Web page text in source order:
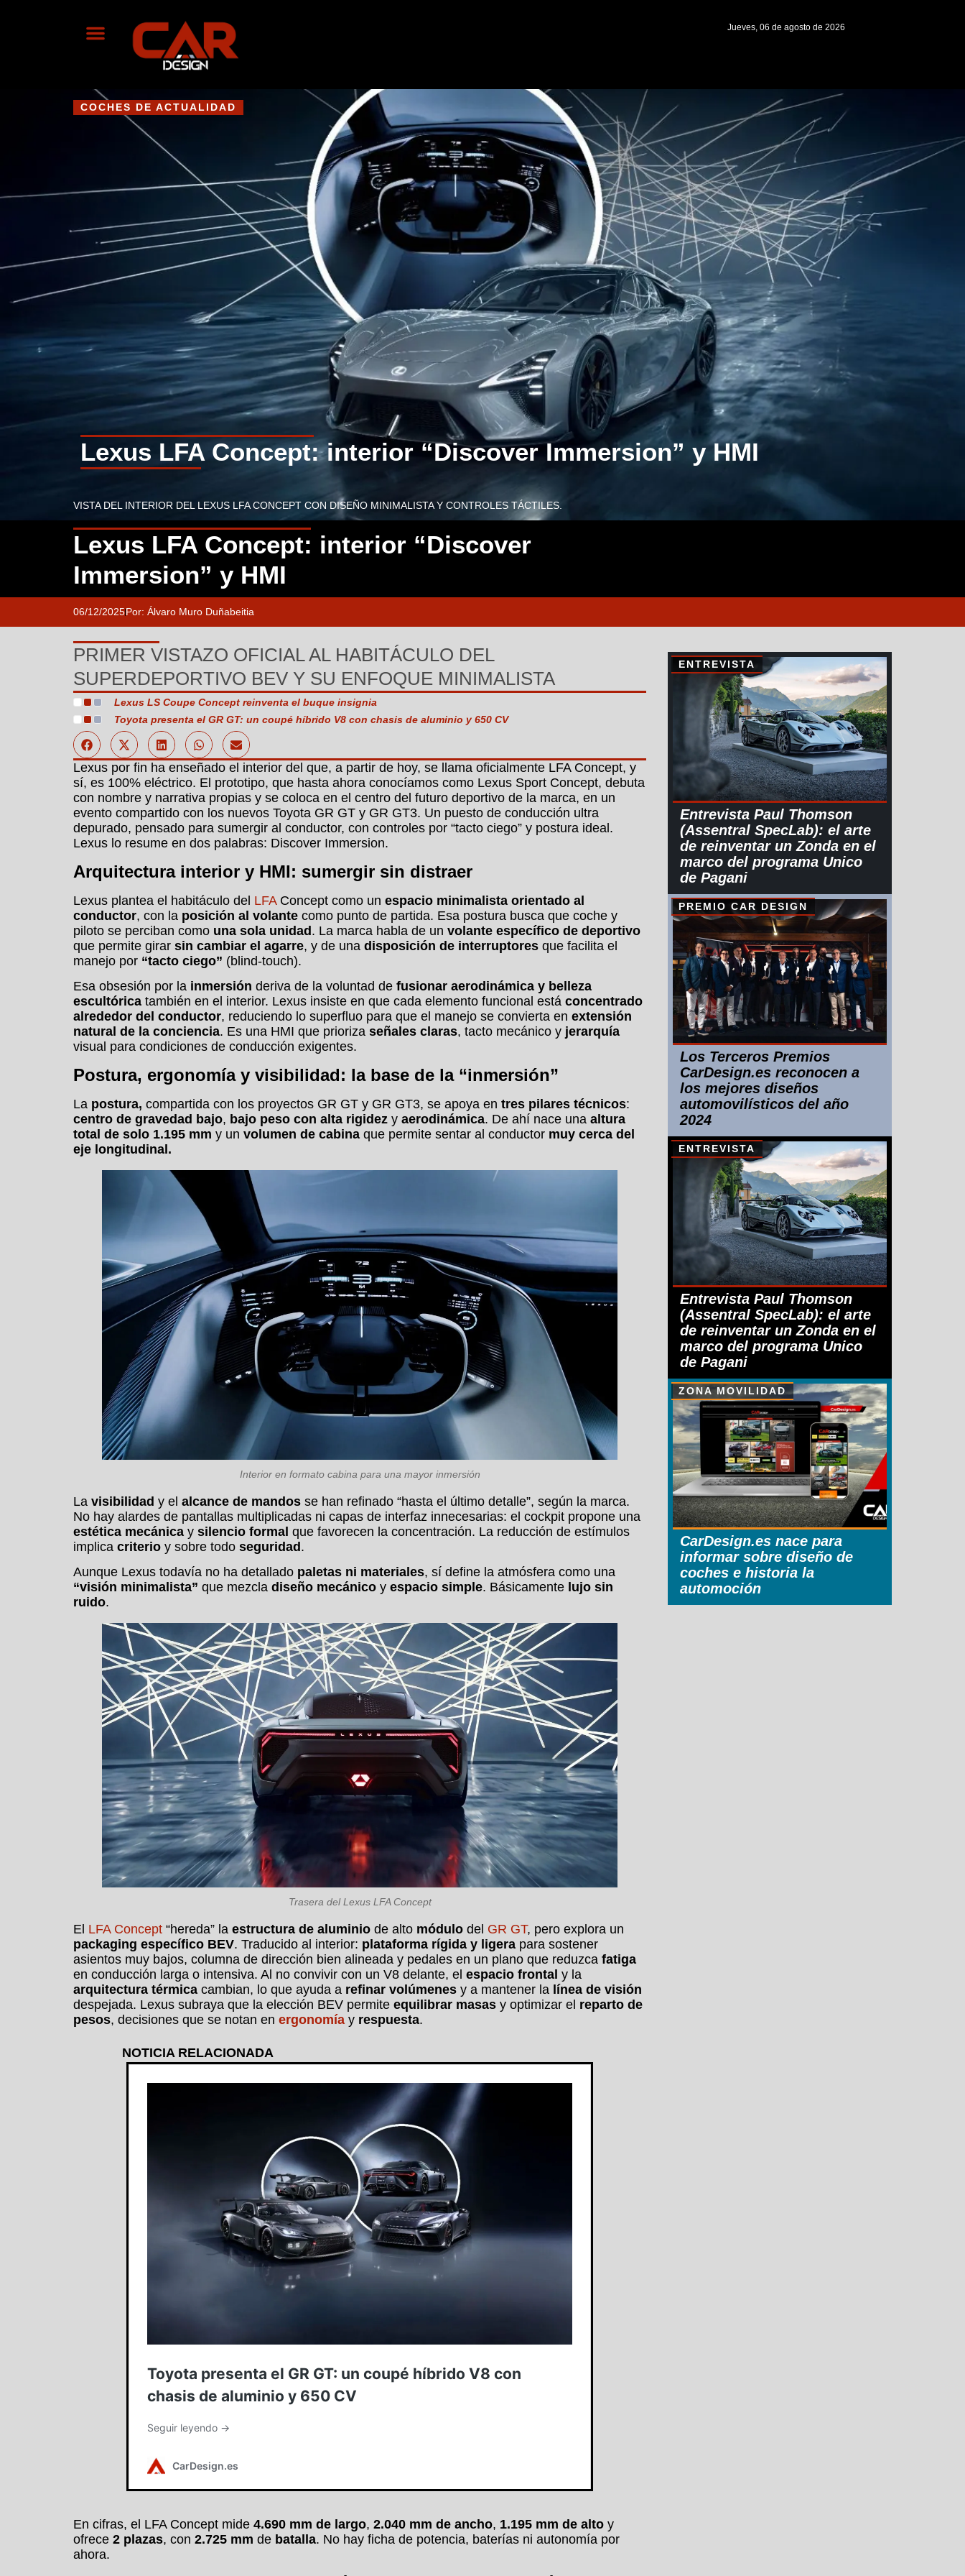
Jueves, 06 de agosto de 2026
COCHES DE ACTUALIDAD
Lexus LFA Concept: interior “Discover Immersion” y HMI
VISTA DEL INTERIOR DEL LEXUS LFA CONCEPT CON DISEÑO MINIMALISTA Y CONTROLES TÁCTILES.
Lexus LFA Concept: interior “Discover
Immersion” y HMI
06/12/2025Por: Álvaro Muro Duñabeitia
PRIMER VISTAZO OFICIAL AL HABITÁCULO DEL
SUPERDEPORTIVO BEV Y SU ENFOQUE MINIMALISTA
Lexus LS Coupe Concept reinventa el buque insignia
Toyota presenta el GR GT: un coupé híbrido V8 con chasis de aluminio y 650 CV
Lexus por fin ha enseñado el interior del que, a partir de hoy, se llama oficialmente LFA Concept, y
sí, es 100% eléctrico. El prototipo, que hasta ahora conocíamos como Lexus Sport Concept, debuta
con nombre y narrativa propias y se coloca en el centro del futuro deportivo de la marca, en un
evento compartido con los nuevos Toyota GR GT y GR GT3. Un puesto de conducción ultra
depurado, pensado para sumergir al conductor, con controles por “tacto ciego” y postura ideal.
Lexus lo resume en dos palabras: Discover Immersion.
Arquitectura interior y HMI: sumergir sin distraer
Lexus plantea el habitáculo del LFAConcept como un espacio minimalista orientado al
conductor, con la posición al volante como punto de partida. Esa postura busca que coche y
piloto se perciban como una sola unidad. La marca habla de un volante específico de deportivo
que permite girar sin cambiar el agarre, y de una disposición de interruptores que facilita el
manejo por “tacto ciego” (blind-touch).
Esa obsesión por la inmersión deriva de la voluntad de fusionar aerodinámica y belleza
escultórica también en el interior. Lexus insiste en que cada elemento funcional está concentrado
alrededor del conductor, reduciendo lo superfluo para que el manejo se convierta en extensión
natural de la conciencia. Es una HMI que prioriza señales claras, tacto mecánico y jerarquía
visual para condiciones de conducción exigentes.
Postura, ergonomía y visibilidad: la base de la “inmersión”
La postura, compartida con los proyectos GR GT y GR GT3, se apoya en tres pilares técnicos:
centro de gravedad bajo, bajo peso con alta rigidez y aerodinámica. De ahí nace una altura
total de solo 1.195 mm y un volumen de cabina que permite sentar al conductor muy cerca del
eje longitudinal.
Interior en formato cabina para una mayor inmersión
La visibilidad y el alcance de mandos se han refinado “hasta el último detalle”, según la marca.
No hay alardes de pantallas multiplicadas ni capas de interfaz innecesarias: el cockpit propone una
estética mecánica y silencio formal que favorecen la concentración. La reducción de estímulos
implica criterio y sobre todo seguridad .
Aunque Lexus todavía no ha detallado paletas ni materiales, sí define la atmósfera como una
“visión minimalista” que mezcla diseño mecánico y espacio simple. Básicamente lujo sin
ruido.
Trasera del Lexus LFA Concept
El LFA Concept “hereda” la estructura de aluminio de alto módulo del GR GT, pero explora un
packaging específico BEV. Traducido al interior: plataforma rígida y ligera para sostener
asientos muy bajos, columna de dirección bien alineada y pedales en un plano que reduzca fatiga
en conducción larga o intensiva. Al no convivir con un V8 delante, el espacio frontal y la
arquitectura térmica cambian, lo que ayuda a refinar volúmenes y a mantener la línea de visión
despejada. Lexus subraya que la elección BEV permite equilibrar masas y optimizar el reparto de
pesos, decisiones que se notan en ergonomía y respuesta.
NOTICIA RELACIONADA
En cifras, el LFA Concept mide 4.690 mm de largo, 2.040 mm de ancho, 1.195 mm de alto y
ofrece 2 plazas, con 2.725 mm de batalla. No hay ficha de potencia, baterías ni autonomía por
ahora.
ENTREVISTA
Entrevista Paul Thomson
(Assentral SpecLab): el arte
de reinventar un Zonda en el
marco del programa Unico
de Pagani
PREMIO CAR DESIGN
Los Terceros Premios
CarDesign.es reconocen a
los mejores diseños
automovilísticos del año
2024
ENTREVISTA
Entrevista Paul Thomson
(Assentral SpecLab): el arte
de reinventar un Zonda en el
marco del programa Unico
de Pagani
ZONA MOVILIDAD
CarDesign.es nace para
informar sobre diseño de
coches e historia la
automoción